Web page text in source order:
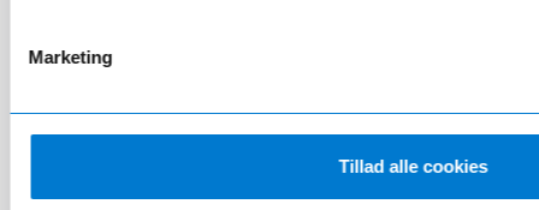
Marketing
Tillad alle cookies
Hurtig levering 1-3 hverdage 1.545,00 kr.